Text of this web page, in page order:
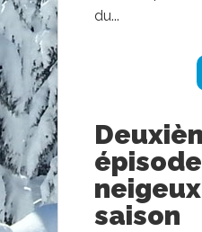
du...
épisode
saison